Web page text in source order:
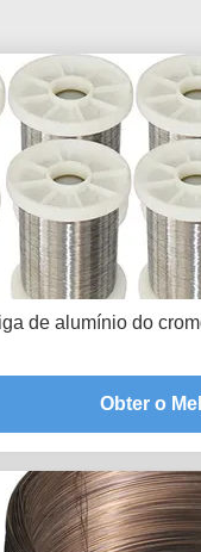
de alumínio do
Obter o